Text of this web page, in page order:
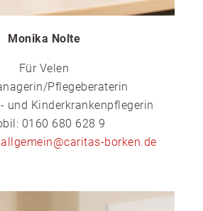
Monika Nolte
Für Velen
Pflegeberaterin
und Kinderkrankenpflegerin
0160 680 628 9
borken.de